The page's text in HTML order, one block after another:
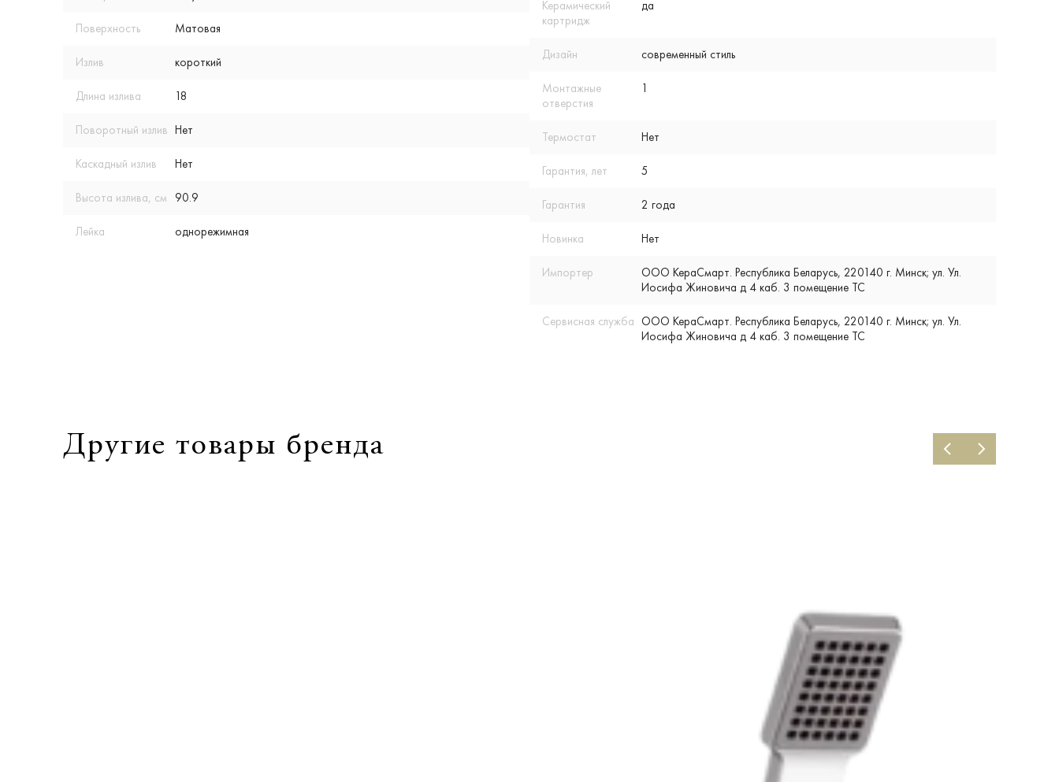
Поверхность Матовая
Излив короткий
Длина излива 18
Поворотный излив Нет
Каскадный излив Нет
Высота излива, см 90.9
Лейка однорежимная
Керамический
картридж
да
Дизайн современный стиль
Монтажные
отверстия
1
Термостат Нет
Гарантия, лет 5
Гарантия 2 года
Новинка Нет
Импортер
ООО КераСмарт. Республика Беларусь, 220140 г. Минск; ул. Ул.
Иосифа Жиновича д 4 каб. 3 помещение ТС
Сервисная служба ООО КераСмарт. Республика Беларусь, 220140 г. Минск; ул. Ул.
Иосифа Жиновича д 4 каб. 3 помещение ТС
Другие товары бренда